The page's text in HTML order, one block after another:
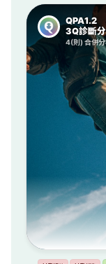
QPA1.2
3Q診斷
4(則) 合併